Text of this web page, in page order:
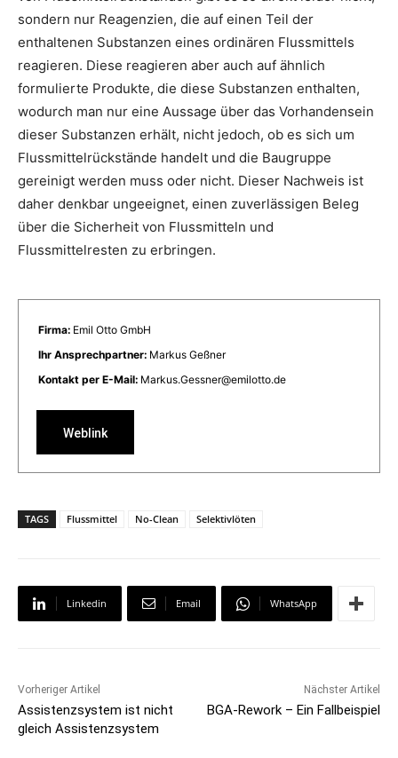
sondern nur Reagenzien, die auf einen Teil der
enthaltenen Substanzen eines ordinären Flussmittels
reagieren. Diese reagieren aber auch auf ähnlich
formulierte Produkte, die diese Substanzen enthalten,
wodurch man nur eine Aussage über das Vorhandensein
dieser Substanzen erhält, nicht jedoch, ob es sich um
Flussmittelrückstände handelt und die Baugruppe
gereinigt werden muss oder nicht. Dieser Nachweis ist
daher denkbar ungeeignet, einen zuverlässigen Beleg
über die Sicherheit von Flussmitteln und
Flussmittelresten zu erbringen.
Firma: Emil Otto GmbH
Ihr Ansprechpartner: Markus Geßner
Kontakt per E-Mail: Markus.Gessner@emilotto.de
Weblink
TAGS Flussmittel No-Clean Selektivlöten
Linkedin Email WhatsApp
Vorheriger Artikel
Assistenzsystem ist nicht
gleich Assistenzsystem
Nächster Artikel
BGA-Rework – Ein Fallbeispiel